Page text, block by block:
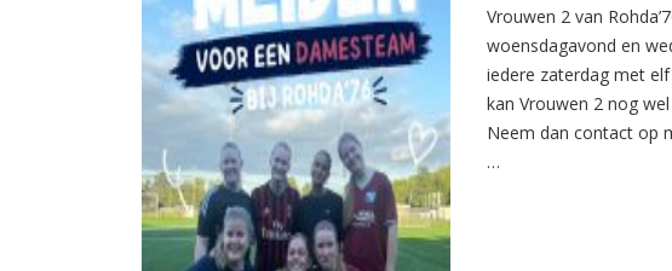
Vrouwen 2 van
woensdagavond en
iedere zaterdag met
kan Vrouwen 2 nog
Neem dan contact op
…